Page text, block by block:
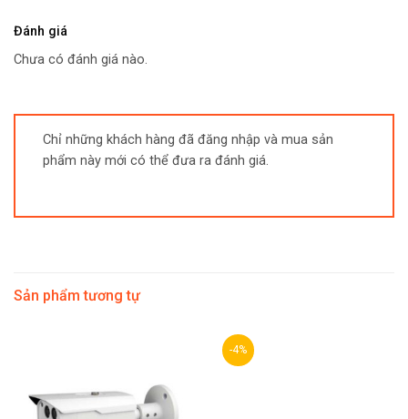
Đánh giá
Chưa có đánh giá nào.
Chỉ những khách hàng đã đăng nhập và mua sản
phẩm này mới có thể đưa ra đánh giá.
Sản phẩm tương tự
-4%